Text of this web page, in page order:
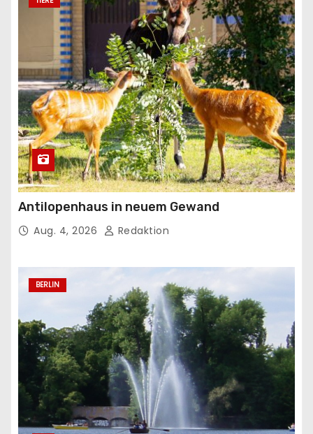
Antilopenhaus in neuem Gewand
Aug. 4, 2026 Redaktion
BERLIN